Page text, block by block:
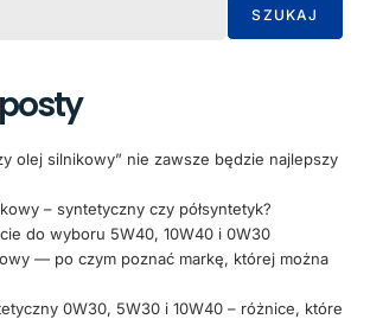
SZUKAJ
olej silnikowy” nie zawsze będzie najlepszy
– syntetyczny czy półsyntetyk?
do wyboru 5W40, 10W40 i 0W30
— po czym poznać markę, której można
0W30, 5W30 i 10W40 – różnice, które